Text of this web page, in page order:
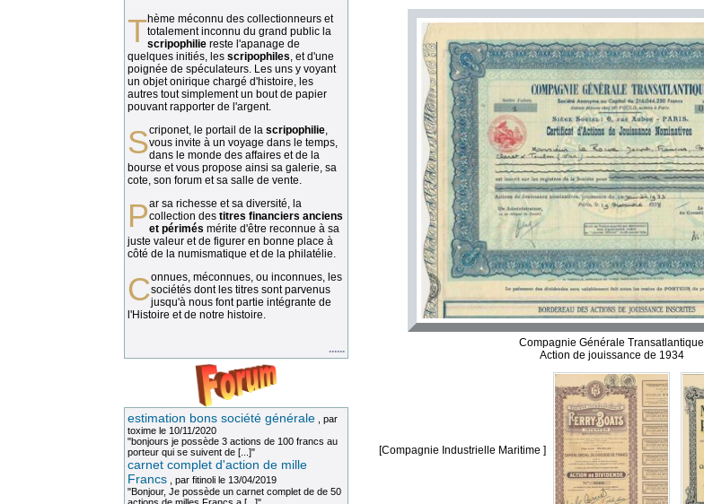
Thème méconnu des collectionneurs ettotalement inconnu du grand public la
scripophilie reste l'apanage de
quelques initiés, les scripophiles, et d'une
poignée de spéculateurs. Les uns y voyant
un objet onirique chargé d'histoire, les
autres tout simplement un bout de papier
pouvant rapporter de l'argent.
Scriponet, le portail de la scripophilie,
vous invite à un voyage dans le temps,
dans le monde des affaires et de la
bourse et vous propose ainsi sa galerie, sa
cote, son forum et sa salle de vente.
Par sa richesse et sa diversité, lacollection des titres financiers anciens
et périmés mérite d'être reconnue à sa
juste valeur et de figurer en bonne place à
côté de la numismatique et de la philatélie.
Connues, méconnues, ou inconnues, lessociétés dont les titres sont parvenus
jusqu'à nous font partie intégrante de
l'Histoire et de notre histoire.
......
estimation bons société générale , par
toxime le 10/11/2020
"bonjours je possède 3 actions de 100 francs au
porteur qui se suivent de [...]"
carnet complet d'action de mille
Francs , par fitinoli le 13/04/2019
"Bonjour, Je possède un carnet complet de de 50
Compagnie Générale Transatlantique
Action de jouissance de 1934
[Compagnie Industrielle Maritime ]